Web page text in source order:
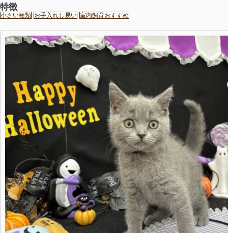
特徴
小さい種類 お手入れし易い 室内飼育おすすめ